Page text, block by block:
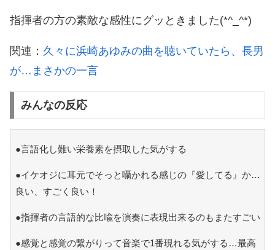
指揮者の方の素敵な感性にグッときました(*^_^*)
関連： 久々に浜崎あゆみの曲を聴いていたら、長男
が…まさかの一言
みんなの反応
●言語化し難い栄養素を摂取した気がする
●イケオジに耳元でそっと囁かれる感じの『愛してる』か…
良い、すごく良い！
●指揮者の言語的な比喩を演奏に表現出来るのもまたすごい
●感覚と感覚の繋がりって音楽で1番現れる気がする…最高